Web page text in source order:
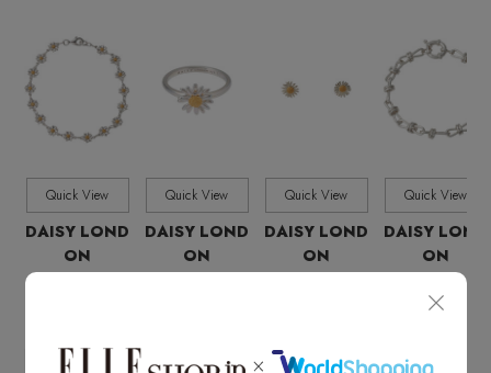
すべて
価格 全ての価格
Quick View
DAISY LOND
ON
¥31,900
Quick View
DAISY LOND
ON
¥17,050
Quick View
DAISY LOND
ON
¥19,250
Quick View
DAISY LOND
ON
¥16,500